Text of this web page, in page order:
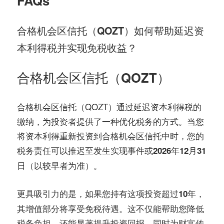
合格机会区信托（QOZT）如何帮助延迟资
本利得税并实现免税收益？
合格机会区信托（QOZT）
合格机会区信托（QOZT）通过延迟资本利得税的
缴纳，为投资者提供了一种优化税务的方式。当您
将资本利得重新投资到合格机会区信托中时，您的
税务责任可以推迟至发生实现事件或2026年12月31
日 （以较早者为准）。
更具吸引力的是，如果您持有这项投资超过10年 ，
其增值部分将享受免税待遇。这不仅能帮助您降低